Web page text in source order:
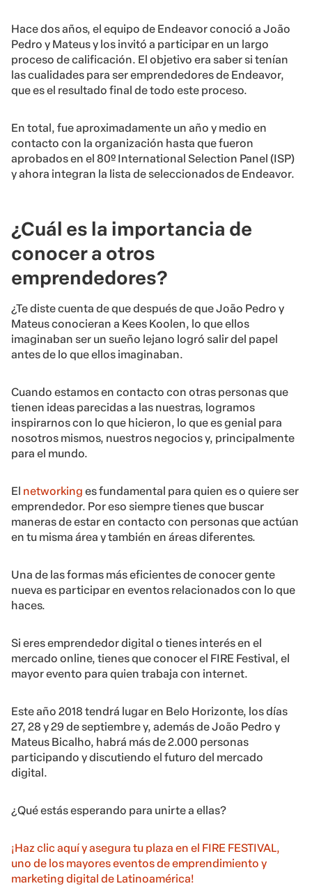
Hace dos años, el equipo de Endeavor conoció a João
Pedro y Mateus y los invitó a participar en un largo
proceso de calificación. El objetivo era saber si tenían
las cualidades para ser emprendedores de Endeavor,
que es el resultado final de todo este proceso.
En total, fue aproximadamente un año y medio en
contacto con la organización hasta que fueron
aprobados en el 80º International Selection Panel (ISP)
y ahora integran la lista de seleccionados de Endeavor.
¿Cuál es la importancia de
conocer a otros
emprendedores?
¿Te diste cuenta de que después de que João Pedro y
Mateus conocieran a Kees Koolen, lo que ellos
imaginaban ser un sueño lejano logró salir del papel
antes de lo que ellos imaginaban.
Cuando estamos en contacto con otras personas que
tienen ideas parecidas a las nuestras, logramos
inspirarnos con lo que hicieron, lo que es genial para
nosotros mismos, nuestros negocios y, principalmente
para el mundo.
El networking es fundamental para quien es o quiere ser
emprendedor. Por eso siempre tienes que buscar
maneras de estar en contacto con personas que actúan
en tu misma área y también en áreas diferentes.
Una de las formas más eficientes de conocer gente
nueva es participar en eventos relacionados con lo que
haces.
Si eres emprendedor digital o tienes interés en el
mercado online, tienes que conocer el FIRE Festival, el
mayor evento para quien trabaja con internet.
Este año 2018 tendrá lugar en Belo Horizonte, los días
27, 28 y 29 de septiembre y, además de João Pedro y
Mateus Bicalho, habrá más de 2.000 personas
participando y discutiendo el futuro del mercado
digital.
¿Qué estás esperando para unirte a ellas?
¡Haz clic aquí y asegura tu plaza en el FIRE FESTIVAL,
uno de los mayores eventos de emprendimiento y
marketing digital de Latinoamérica!